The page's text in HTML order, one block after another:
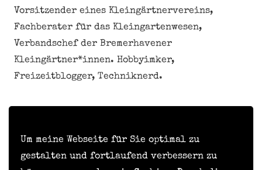
Um meine Webseite für Sie optimal zu
gestalten und fortlaufend verbessern zu
Vorsitzender eines Kleingärtnervereins,
Fachberater für das Kleingartenwesen,
Verbandschef der Bremerhavener
Kleingärtner*innen. Hobbyimker,
Freizeitblogger, Techniknerd.
oder weitergeben